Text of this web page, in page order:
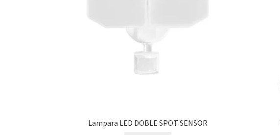
Lampara LED DOBLE SPOT SENSOR